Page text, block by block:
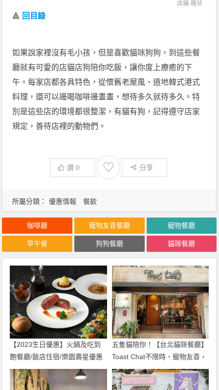
店貓-薇兒
🔺 回目錄
如果說家裡沒有毛小孩，但是喜歡貓咪狗狗，到這些餐
廳就有可愛的店貓店狗陪你吃飯，讓你度上療癒的下
午。每家店都各具特色，從懷舊老屋風、道地韓式港式
料理，還可以邊喝咖啡邊畫畫，想待多久就待多久。特
別是這些店的環境都很整潔，有貓有狗，記得遵守店家
規定，善待店裡的動物們。
讚0 ♡ 分享
所屬分類： 優惠情報 餐飲
咖啡廳 寵物友善餐廳 寵物餐廳
早午餐 狗狗餐廳 貓咪餐廳
【2023生日優惠】火鍋及吃到
飽餐廳/飯店住宿/樂園壽星優惠
活動總整理！菜單及門市地點一
起看
五隻貓陪你！【台北貓咪餐廳】
Toast Chat不限時、寵物友善，
菜單及用餐體驗一起看